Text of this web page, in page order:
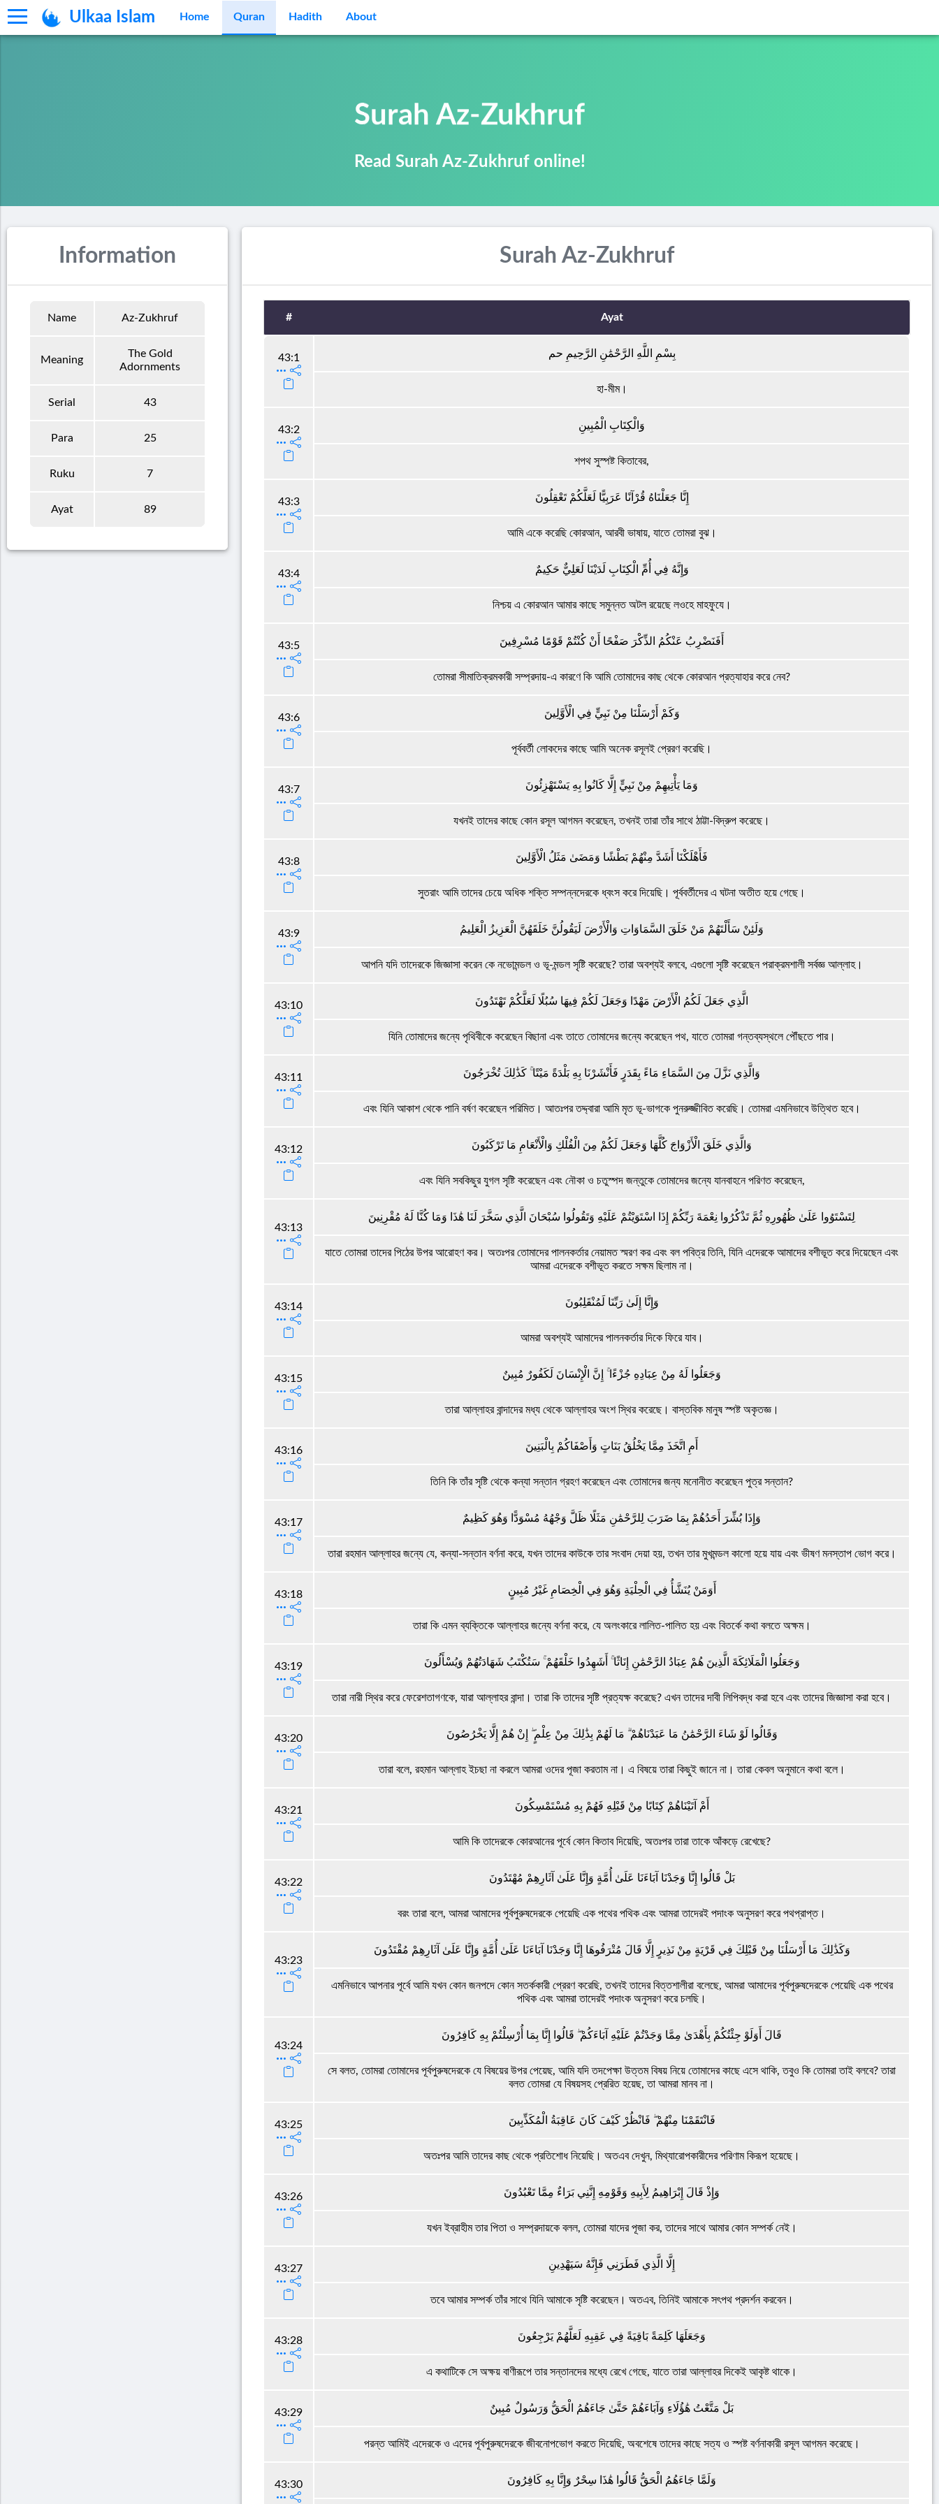
Ulkaa Islam Home Quran Hadith About
Surah Az-Zukhruf
Read Surah Az-Zukhruf online!
Information
Name Az-Zukhruf
Meaning
The Gold
Adornments
Serial 43
Para 25
Ruku 7
Ayat 89
Surah Az-Zukhruf
# Ayat
43:1 بِسْمِ اللَّهِ الرَّحْمَٰنِ الرَّحِيمِ حم
হা-মীম।
43:2 وَالْكِتَابِ الْمُبِينِ
শপথ সুস্পষ্ট কিতাবের,
43:3 إِنَّا جَعَلْنَاهُ قُرْآنًا عَرَبِيًّا لَعَلَّكُمْ تَعْقِلُونَ
আমি একে করেছি কোরআন, আরবী ভাষায়, যাতে তোমরা বুঝ।
43:4 وَإِنَّهُ فِي أُمِّ الْكِتَابِ لَدَيْنَا لَعَلِيٌّ حَكِيمٌ
নিশ্চয় এ কোরআন আমার কাছে সমুন্নত অটল রয়েছে লওহে মাহফুযে।
43:5 أَفَنَضْرِبُ عَنْكُمُ الذِّكْرَ صَفْحًا أَنْ كُنْتُمْ قَوْمًا مُسْرِفِينَ
তোমরা সীমাতিক্রমকারী সম্প্রদায়-এ কারণে কি আমি তোমাদের কাছ থেকে কোরআন প্রত্যাহার করে নেব?
43:6 وَكَمْ أَرْسَلْنَا مِنْ نَبِيٍّ فِي الْأَوَّلِينَ
পূর্ববর্তী লোকদের কাছে আমি অনেক রসূলই প্রেরণ করেছি।
43:7 وَمَا يَأْتِيهِمْ مِنْ نَبِيٍّ إِلَّا كَانُوا بِهِ يَسْتَهْزِئُونَ
যখনই তাদের কাছে কোন রসূল আগমন করেছেন, তখনই তারা তাঁর সাথে ঠাট্টা-বিদ্রুপ করেছে।
43:8 فَأَهْلَكْنَا أَشَدَّ مِنْهُمْ بَطْشًا وَمَضَىٰ مَثَلُ الْأَوَّلِينَ
সুতরাং আমি তাদের চেয়ে অধিক শক্তি সম্পন্নদেরকে ধ্বংস করে দিয়েছি। পূর্ববর্তীদের এ ঘটনা অতীত হয়ে গেছে।
43:9 وَلَئِنْ سَأَلْتَهُمْ مَنْ خَلَقَ السَّمَاوَاتِ وَالْأَرْضَ لَيَقُولُنَّ خَلَقَهُنَّ الْعَزِيزُ الْعَلِيمُ
আপনি যদি তাদেরকে জিজ্ঞাসা করেন কে নভোমন্ডল ও ভূ-মন্ডল সৃষ্টি করেছে? তারা অবশ্যই বলবে, এগুলো সৃষ্টি করেছেন পরাক্রমশালী সর্বজ্ঞ আল্লাহ।
43:10 الَّذِي جَعَلَ لَكُمُ الْأَرْضَ مَهْدًا وَجَعَلَ لَكُمْ فِيهَا سُبُلًا لَعَلَّكُمْ تَهْتَدُونَ
যিনি তোমাদের জন্যে পৃথিবীকে করেছেন বিছানা এবং তাতে তোমাদের জন্যে করেছেন পথ, যাতে তোমরা গন্তব্যস্থলে পৌঁছতে পার।
43:11 وَالَّذِي نَزَّلَ مِنَ السَّمَاءِ مَاءً بِقَدَرٍ فَأَنْشَرْنَا بِهِ بَلْدَةً مَيْتًا ۚ كَذَٰلِكَ تُخْرَجُونَ
এবং যিনি আকাশ থেকে পানি বর্ষণ করেছেন পরিমিত। আতঃপর তদ্দ্বারা আমি মৃত ভূ-ভাগকে পুনরুজ্জীবিত করেছি। তোমরা এমনিভাবে উত্থিত হবে।
43:12 وَالَّذِي خَلَقَ الْأَزْوَاجَ كُلَّهَا وَجَعَلَ لَكُمْ مِنَ الْفُلْكِ وَالْأَنْعَامِ مَا تَرْكَبُونَ
এবং যিনি সবকিছুর যুগল সৃষ্টি করেছেন এবং নৌকা ও চতুস্পদ জন্তুকে তোমাদের জন্যে যানবাহনে পরিণত করেছেন,
43:13
لِتَسْتَوُوا عَلَىٰ ظُهُورِهِ ثُمَّ تَذْكُرُوا نِعْمَةَ رَبِّكُمْ إِذَا اسْتَوَيْتُمْ عَلَيْهِ وَتَقُولُوا سُبْحَانَ الَّذِي سَخَّرَ لَنَا هَٰذَا وَمَا كُنَّا لَهُ مُقْرِنِينَ
যাতে তোমরা তাদের পিঠের উপর আরোহণ কর। অতঃপর তোমাদের পালনকর্তার নেয়ামত স্মরণ কর এবং বল পবিত্র তিনি, যিনি এদেরকে আমাদের বশীভূত করে দিয়েছেন এবং
আমরা এদেরকে বশীভূত করতে সক্ষম ছিলাম না।
43:14 وَإِنَّا إِلَىٰ رَبِّنَا لَمُنْقَلِبُونَ
আমরা অবশ্যই আমাদের পালনকর্তার দিকে ফিরে যাব।
43:15 وَجَعَلُوا لَهُ مِنْ عِبَادِهِ جُزْءًا ۚ إِنَّ الْإِنْسَانَ لَكَفُورٌ مُبِينٌ
তারা আল্লাহর বান্দাদের মধ্য থেকে আল্লাহর অংশ স্থির করেছে। বাস্তবিক মানুষ স্পষ্ট অকৃতজ্ঞ।
43:16 أَمِ اتَّخَذَ مِمَّا يَخْلُقُ بَنَاتٍ وَأَصْفَاكُمْ بِالْبَنِينَ
তিনি কি তাঁর সৃষ্টি থেকে কন্যা সন্তান গ্রহণ করেছেন এবং তোমাদের জন্য মনোনীত করেছেন পুত্র সন্তান?
43:17 وَإِذَا بُشِّرَ أَحَدُهُمْ بِمَا ضَرَبَ لِلرَّحْمَٰنِ مَثَلًا ظَلَّ وَجْهُهُ مُسْوَدًّا وَهُوَ كَظِيمٌ
তারা রহমান আল্লাহর জন্যে যে, কন্যা-সন্তান বর্ণনা করে, যখন তাদের কাউকে তার সংবাদ দেয়া হয়, তখন তার মুখমন্ডল কালো হয়ে যায় এবং ভীষণ মনস্তাপ ভোগ করে।
43:18 أَوَمَنْ يُنَشَّأُ فِي الْحِلْيَةِ وَهُوَ فِي الْخِصَامِ غَيْرُ مُبِينٍ
তারা কি এমন ব্যক্তিকে আল্লাহর জন্যে বর্ণনা করে, যে অলংকারে লালিত-পালিত হয় এবং বিতর্কে কথা বলতে অক্ষম।
43:19 وَجَعَلُوا الْمَلَائِكَةَ الَّذِينَ هُمْ عِبَادُ الرَّحْمَٰنِ إِنَاثًا ۚ أَشَهِدُوا خَلْقَهُمْ ۚ سَتُكْتَبُ شَهَادَتُهُمْ وَيُسْأَلُونَ
তারা নারী স্থির করে ফেরেশতাগণকে, যারা আল্লাহর বান্দা। তারা কি তাদের সৃষ্টি প্রত্যক্ষ করেছে? এখন তাদের দাবী লিপিবদ্ধ করা হবে এবং তাদের জিজ্ঞাসা করা হবে।
43:20 وَقَالُوا لَوْ شَاءَ الرَّحْمَٰنُ مَا عَبَدْنَاهُمْ ۗ مَا لَهُمْ بِذَٰلِكَ مِنْ عِلْمٍ ۖ إِنْ هُمْ إِلَّا يَخْرُصُونَ
তারা বলে, রহমান আল্লাহ ইচছা না করলে আমরা ওদের পূজা করতাম না। এ বিষয়ে তারা কিছুই জানে না। তারা কেবল অনুমানে কথা বলে।
43:21 أَمْ آتَيْنَاهُمْ كِتَابًا مِنْ قَبْلِهِ فَهُمْ بِهِ مُسْتَمْسِكُونَ
আমি কি তাদেরকে কোরআনের পূর্বে কোন কিতাব দিয়েছি, অতঃপর তারা তাকে আঁকড়ে রেখেছে?
43:22 بَلْ قَالُوا إِنَّا وَجَدْنَا آبَاءَنَا عَلَىٰ أُمَّةٍ وَإِنَّا عَلَىٰ آثَارِهِمْ مُهْتَدُونَ
বরং তারা বলে, আমরা আমাদের পূর্বপুরুষদেরকে পেয়েছি এক পথের পথিক এবং আমরা তাদেরই পদাংক অনুসরণ করে পথপ্রাপ্ত।
43:23
وَكَذَٰلِكَ مَا أَرْسَلْنَا مِنْ قَبْلِكَ فِي قَرْيَةٍ مِنْ نَذِيرٍ إِلَّا قَالَ مُتْرَفُوهَا إِنَّا وَجَدْنَا آبَاءَنَا عَلَىٰ أُمَّةٍ وَإِنَّا عَلَىٰ آثَارِهِمْ مُقْتَدُونَ
এমনিভাবে আপনার পূর্বে আমি যখন কোন জনপদে কোন সতর্ককারী প্রেরণ করেছি, তখনই তাদের বিত্তশালীরা বলেছে, আমরা আমাদের পূর্বপুরুষদেরকে পেয়েছি এক পথের
পথিক এবং আমরা তাদেরই পদাংক অনুসরণ করে চলছি।
43:24
قَالَ أَوَلَوْ جِئْتُكُمْ بِأَهْدَىٰ مِمَّا وَجَدْتُمْ عَلَيْهِ آبَاءَكُمْ ۖ قَالُوا إِنَّا بِمَا أُرْسِلْتُمْ بِهِ كَافِرُونَ
সে বলত, তোমরা তোমাদের পূর্বপুরুষদেরকে যে বিষয়ের উপর পেয়েছ, আমি যদি তদপেক্ষা উত্তম বিষয় নিয়ে তোমাদের কাছে এসে থাকি, তবুও কি তোমরা তাই বলবে? তারা
বলত তোমরা যে বিষয়সহ প্রেরিত হয়েছ, তা আমরা মানব না।
43:25 فَانْتَقَمْنَا مِنْهُمْ ۖ فَانْظُرْ كَيْفَ كَانَ عَاقِبَةُ الْمُكَذِّبِينَ
অতঃপর আমি তাদের কাছ থেকে প্রতিশোধ নিয়েছি। অতএব দেখুন, মিথ্যারোপকারীদের পরিণাম কিরূপ হয়েছে।
43:26 وَإِذْ قَالَ إِبْرَاهِيمُ لِأَبِيهِ وَقَوْمِهِ إِنَّنِي بَرَاءٌ مِمَّا تَعْبُدُونَ
যখন ইব্রাহীম তার পিতা ও সম্প্রদায়কে বলল, তোমরা যাদের পূজা কর, তাদের সাথে আমার কোন সম্পর্ক নেই।
43:27 إِلَّا الَّذِي فَطَرَنِي فَإِنَّهُ سَيَهْدِينِ
তবে আমার সম্পর্ক তাঁর সাথে যিনি আমাকে সৃষ্টি করেছেন। অতএব, তিনিই আমাকে সৎপথ প্রদর্শন করবেন।
43:28 وَجَعَلَهَا كَلِمَةً بَاقِيَةً فِي عَقِبِهِ لَعَلَّهُمْ يَرْجِعُونَ
এ কথাটিকে সে অক্ষয় বাণীরূপে তার সন্তানদের মধ্যে রেখে গেছে, যাতে তারা আল্লাহর দিকেই আকৃষ্ট থাকে।
43:29 بَلْ مَتَّعْتُ هَٰؤُلَاءِ وَآبَاءَهُمْ حَتَّىٰ جَاءَهُمُ الْحَقُّ وَرَسُولٌ مُبِينٌ
পরন্ত আমিই এদেরকে ও এদের পূর্বপুরুষদেরকে জীবনোপভোগ করতে দিয়েছি, অবশেষে তাদের কাছে সত্য ও স্পষ্ট বর্ণনাকারী রসূল আগমন করেছে।
43:30 وَلَمَّا جَاءَهُمُ الْحَقُّ قَالُوا هَٰذَا سِحْرٌ وَإِنَّا بِهِ كَافِرُونَ